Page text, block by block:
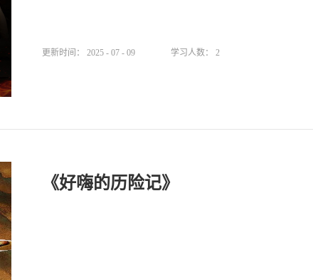
更新时间： 2025 - 07 - 09 学习人数： 2
《好嗨的历险记》